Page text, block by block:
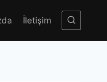
İletişim